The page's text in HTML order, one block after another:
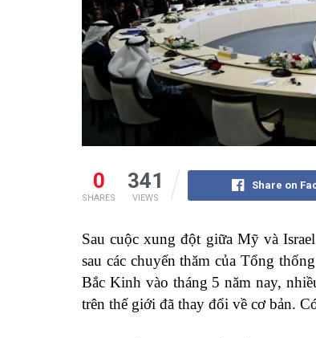
0
SHARES
341
VIEWS
Share on
Sau cuộc xung đột giữa Mỹ và
sau các chuyến thăm của Tổng
Bắc Kinh vào tháng 5 năm nay,
trên thế giới đã thay đổi về cơ bản.